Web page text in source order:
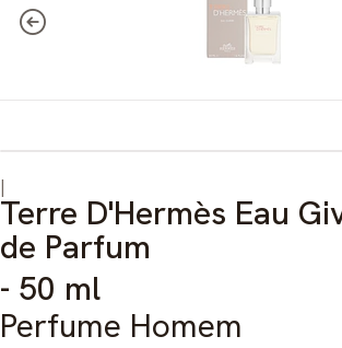
|
Terre D'Hermès Eau
de Parfum
- 50 ml
Perfume Homem